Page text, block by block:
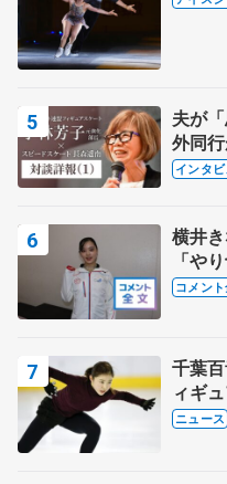
夫が
外同
クで
インタ
横井
「や
SP】
コメン
千葉
ィギ
ニュース